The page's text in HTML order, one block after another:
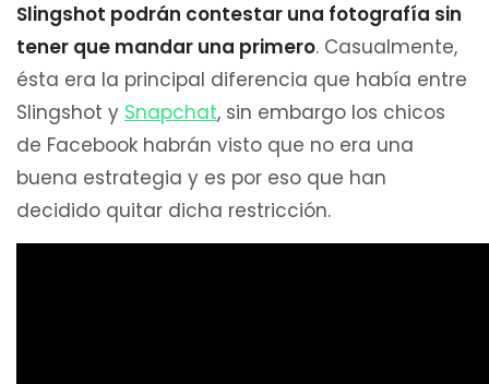
Slingshot podrán contestar una fotografía sin
tener que mandar una primero. Casualmente,
ésta era la principal diferencia que había entre
Slingshot y Snapchat, sin embargo los chicos
de Facebook habrán visto que no era una
buena estrategia y es por eso que han
decidido quitar dicha restricción.